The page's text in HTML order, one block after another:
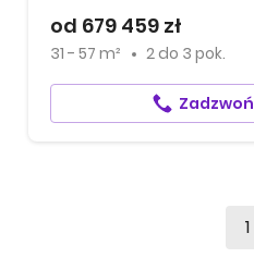
od 679 459 zł
31 - 57 m² 2 do 3 pok.
Zadzwoń
1